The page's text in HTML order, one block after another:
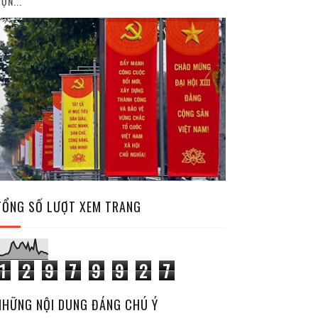
SỐ LƯỢT XEM TRANG
2 9 7 9 9 2 7
NỘI DUNG ĐÁNG CHÚ Ý